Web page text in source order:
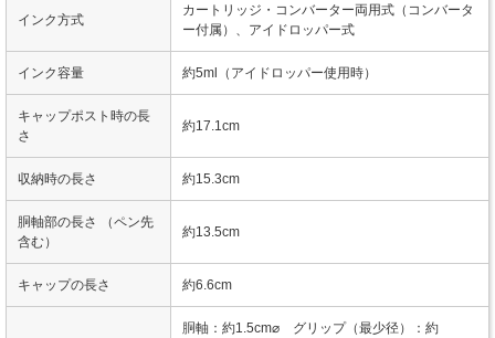
インク方式
カートリッジ・コンバーター両用式（コンバータ
ー付属）、アイドロッパー式
インク容量 約5ml（アイドロッパー使用時）
キャップポスト時の長
さ
約17.1cm
収納時の長さ 約15.3cm
胴軸部の長さ （ペン先
含む）
約13.5cm
キャップの長さ 約6.6cm
胴軸：約1.5cm⌀ グリップ（最少径）：約